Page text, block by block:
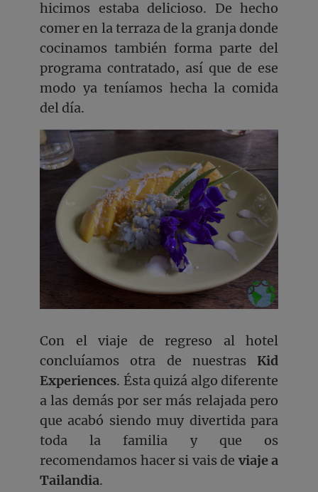
hicimos estaba delicioso. De hecho
comer en la terraza de la granja donde
cocinamos también forma parte del
programa contratado, así que de ese
modo ya teníamos hecha la comida
del día.
Con el viaje de regreso al hotel
concluíamos otra de nuestras Kid
Experiences. Ésta quizá algo diferente
a las demás por ser más relajada pero
que acabó siendo muy divertida para
toda la familia y que os
recomendamos hacer si vais de viaje a
Tailandia.